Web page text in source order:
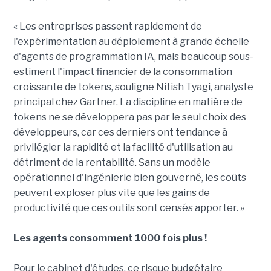
« Les entreprises passent rapidement de
l'expérimentation au déploiement à grande échelle
d'agents de programmation IA, mais beaucoup sous-
estiment l'impact financier de la consommation
croissante de tokens, souligne Nitish Tyagi, analyste
principal chez Gartner. La discipline en matière de
tokens ne se développera pas par le seul choix des
développeurs, car ces derniers ont tendance à
privilégier la rapidité et la facilité d'utilisation au
détriment de la rentabilité. Sans un modèle
opérationnel d'ingénierie bien gouverné, les coûts
peuvent exploser plus vite que les gains de
productivité que ces outils sont censés apporter. »
Les agents consomment 1000 fois plus !
Pour le cabinet d'études, ce risque budgétaire